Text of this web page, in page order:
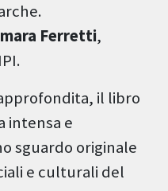
Ferretti,
il libro
intensa e
sguardo originale
e culturali del